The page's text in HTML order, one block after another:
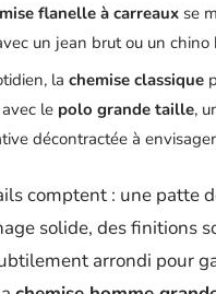
flanelle à carreaux se
un jean brut ou un chino
la chemise classique
le polo grande taille,
décontractée à
comptent : une patte
solide, des finitions
arrondi pour